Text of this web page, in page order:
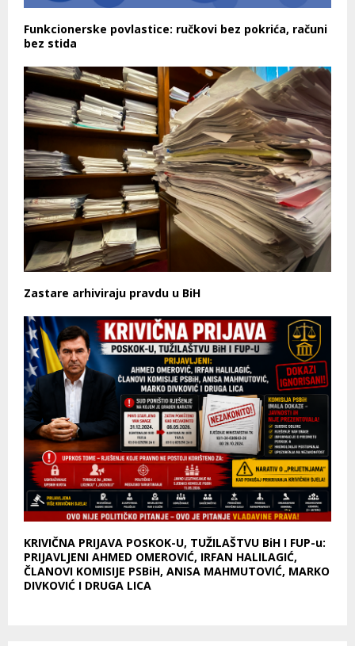
Funkcionerske povlastice: ručkovi bez pokrića, računi
bez stida
Zastare arhiviraju pravdu u BiH
KRIVIČNA PRIJAVA POSKOK-U, TUŽILAŠTVU BiH I FUP-u:
PRIJAVLJENI AHMED OMEROVIĆ, IRFAN HALILAGIĆ,
ČLANOVI KOMISIJE PSBiH, ANISA MAHMUTOVIĆ, MARKO
DIVKOVIĆ I DRUGA LICA